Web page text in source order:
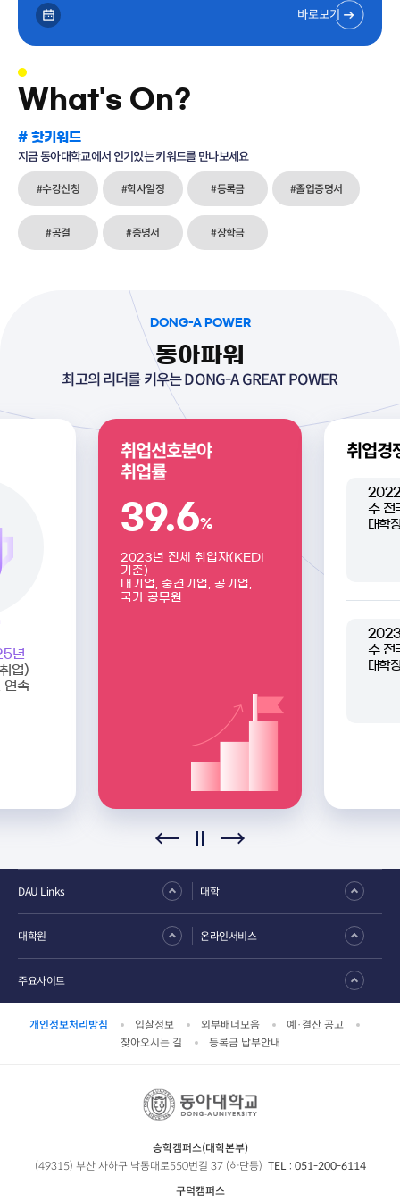
바로보기
What's On?
# 핫키워드
지금 동아대학교에서 인기있는 키워드를 만나보세요
#수강신청 #학사일정 #등록금 #졸업증명서
#공결 #증명서 #장학금
DONG-A POWER
동아파워
최고의 리더를 키우는 DONG-A GREAT POWER
년
업)
연속
취업선호분야
취업률
39.6%
2023년 전체 취업자(KEDI
기준)
대기업, 중견기업, 공기업,
국가 공무원
취업경
2022
수 전
대학
2023
수 전
대학
개인정보처리방침 입찰정보 외부배너모음
예·결산 공고
찾아오시는 길
등록금 납부안내
DAU Links 대학
대학원 온라인서비스
주요사이트
승학캠퍼스(대학본부)
(49315) 부산 사하구 낙동대로550번길 37 (하단동) TEL : 051-200-6114
구덕캠퍼스